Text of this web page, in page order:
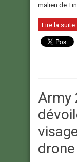
malien de
Lire la
Army